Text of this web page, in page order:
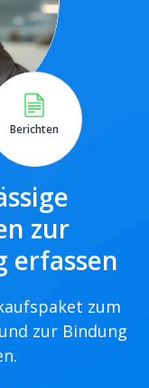
Berichten
zur
erfassen
zum
zur Bindung